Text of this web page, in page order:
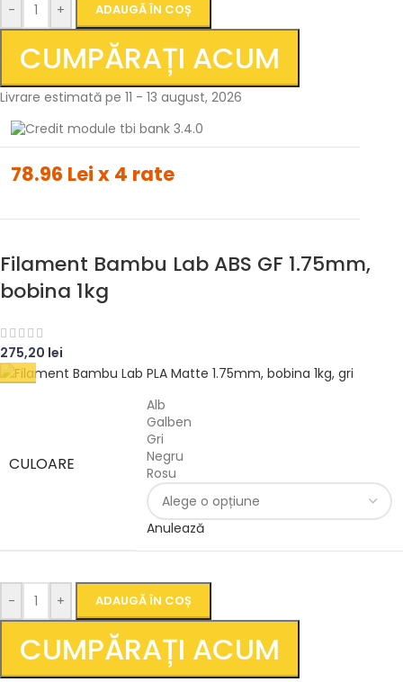
- + ADAUGĂ ÎN COȘ
CUMPĂRAȚI ACUM
Livrare estimată pe 11 - 13 august, 2026
78.96 Lei x 4 rate
Filament Bambu Lab ABS GF 1.75mm,
bobina 1kg
275,20 lei
CULOARE
Alb
Galben
Gri
Negru
Rosu
Anulează
- + ADAUGĂ ÎN COȘ
CUMPĂRAȚI ACUM